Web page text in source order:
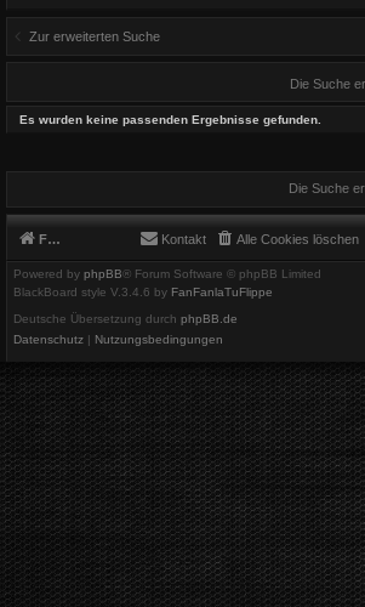
Zur erweiterten Suche
Die Suche
Es wurden keine passenden Ergebnisse gefunden.
Die Suche
Foren-Übersicht Alle Cookies löschen
Kontakt
Powered by phpBB® Forum Software © phpBB Limited
BlackBoard style V.3.4.6 by FanFanlaTuFlippe
Deutsche Übersetzung durch phpBB.de
Datenschutz
Nutzungsbedingungen